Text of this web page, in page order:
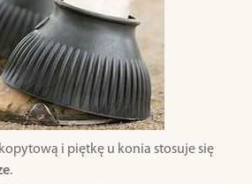
i piętkę u konia stosuje się
.